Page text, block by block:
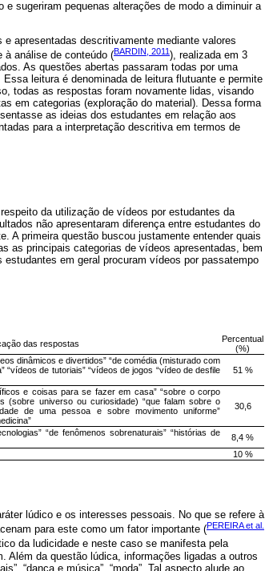
sugeriram pequenas alterações de modo a diminuir a
apresentadas descritivamente mediante valores
à análise de conteúdo (BARDIN, 2011), realizada em 3
As questões abertas passaram todas por uma
leitura é denominada de leitura flutuante e permite
todas as respostas foram novamente lidas, visando
em categorias (exploração do material). Dessa forma
as ideias dos estudantes em relação aos
para a interpretação descritiva em termos de
da utilização de vídeos por estudantes da
não apresentaram diferença entre estudantes do
A primeira questão buscou justamente entender quais
as principais categorias de vídeos apresentadas, bem
em geral procuram vídeos por passatempo
das respostas
Percentual
(%)
dinâmicos e divertidos” “de comédia (misturado com
de tutoriais” “vídeos de jogos “vídeo de desfile
51 %
e coisas para se fazer em casa” “sobre o corpo
(sobre universo ou curiosidade) “que falam sobre o
de uma pessoa e sobre movimento uniforme”
30,6
“de fenômenos sobrenaturais” “histórias de
8,4 %
10 %
lúdico e os interesses pessoais. No que se refere à
para este como um fator importante (PEREIRA et al.
da ludicidade e neste caso se manifesta pela
da questão lúdica, informações ligadas a outros
“dança e música”, “moda”. Tal aspecto alude ao